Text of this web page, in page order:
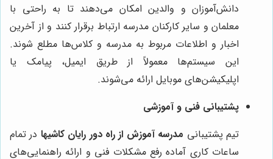
دانش‌آموزان و والدین امکان می‌دهند تا به راحتی با
معلمان و سایر کارکنان مدرسه ارتباط برقرار کنند و از آخرین
اخبار و اطلاعات مربوط به مدرسه و کلاس‌ها مطلع شوند.
این سیستم‌ها معمولاً از طریق ایمیل، پیامک یا
اپلیکیشن‌های موبایل ارائه می‌شوند.
پشتیبانی فنی و آموزشی
تیم پشتیبانی مدرسه آموزش از راه دور رایان کاشیها در تمام
ساعات کاری آماده رفع مشکلات فنی و ارائه راهنمایی‌های